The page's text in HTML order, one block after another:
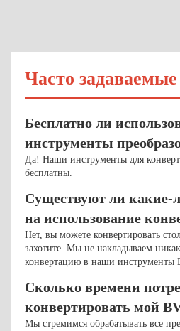
Часто
Бесплатно ли
инструменты
Да! Наши инструменты для
бесплатны.
Существуют ли какие-
на использование
Нет, вы можете конвертировать
захотите. Мы не накладываем
конвертацию в наши инструменты
Сколько времени
конвертировать мой
Мы стремимся обрабатывать все